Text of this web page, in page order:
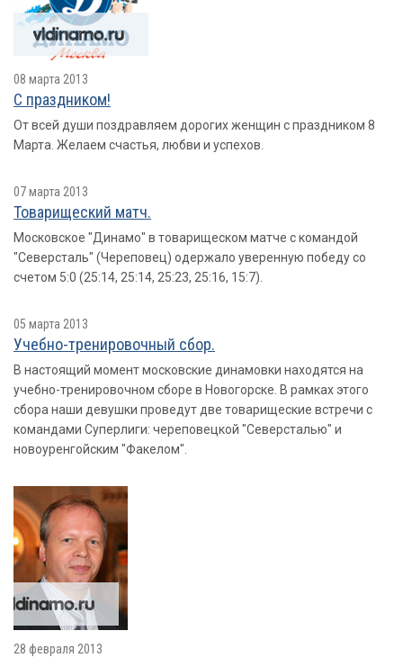
08 марта 2013
С праздником!
От всей души поздравляем дорогих женщин с праздником 8
Марта. Желаем счастья, любви и успехов.
07 марта 2013
Товарищеский матч.
Московское "Динамо" в товарищеском матче с командой
"Северсталь" (Череповец) одержало уверенную победу со
счетом 5:0 (25:14, 25:14, 25:23, 25:16, 15:7).
05 марта 2013
Учебно-тренировочный сбор.
В настоящий момент московские динамовки находятся на
учебно-тренировочном сборе в Новогорске. В рамках этого
сбора наши девушки проведут две товарищеские встречи с
командами Суперлиги: череповецкой "Северсталью" и
новоуренгойским "Факелом".
28 февраля 2013